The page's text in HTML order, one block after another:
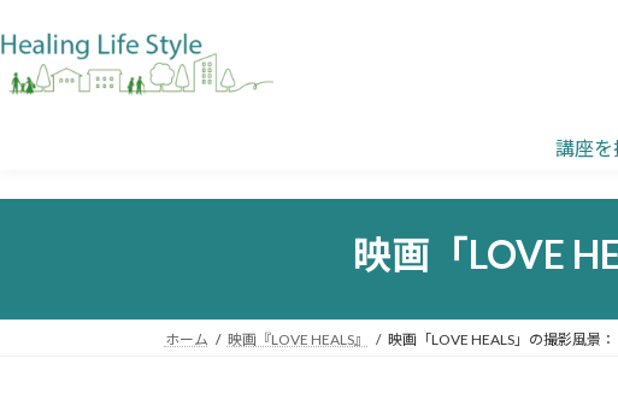
講座を
映画「LOVE
ホーム 映画『LOVE HEALS』 映画「LOVE HEALS」の撮影風景